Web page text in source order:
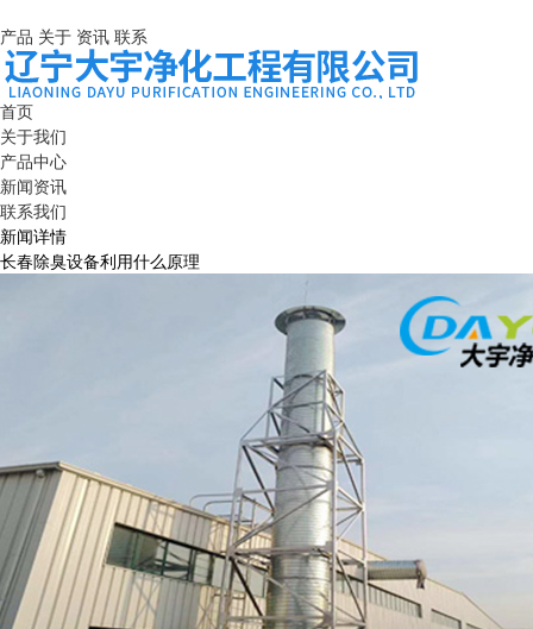
产品 关于 资讯 联系
首页
关于我们
产品中心
新闻资讯
联系我们
新闻详情
长春除臭设备利用什么原理